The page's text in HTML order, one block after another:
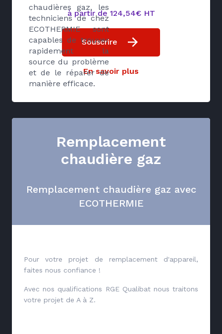
chaudières gaz, les
techniciens de chez
ECOTHERMIE sont
capables de trouver
rapidement la
source du problème
et de le réparer de
manière efficace.
à partir de 124,54€ HT
Souscrire
En savoir plus
Remplacement
chaudière gaz
Remplacement chaudière gaz avec
ECOTHERMIE
Pour votre projet de remplacement d'appareil,
faites nous confiance !
Avec nos qualifications RGE Qualibat nous traitons
votre projet de A à Z.